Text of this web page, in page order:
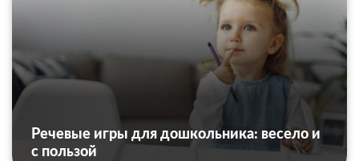
Речевые игры для дошкольника: весело и
с пользой